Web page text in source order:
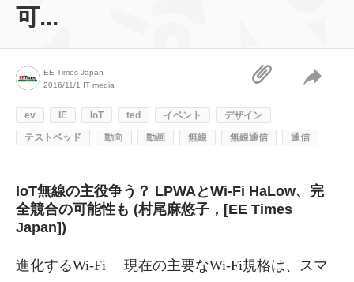
可...
EE Times Japan
2016/11/1 IT media
ev IE IoT ted イベント
デザイン
テストベッド
動向 動画 無線 無線通信 通信
IoT無線の主役争う？ LPWAとWi-Fi HaLow、完
全競合の可能性も (村尾麻悠子，[EE Times
Japan])
進化するWi-Fi 現在の主要なWi-Fi規格は、スマ